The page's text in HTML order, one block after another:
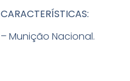
CARACTERÍSTICAS:
– Munição Nacional.